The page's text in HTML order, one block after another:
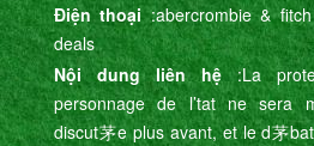
Điện thoại:abercrombie &
deals
Nội dung liên hệ:La
personnage de l’tat ne sera
discut茅e plus avant, et le d茅